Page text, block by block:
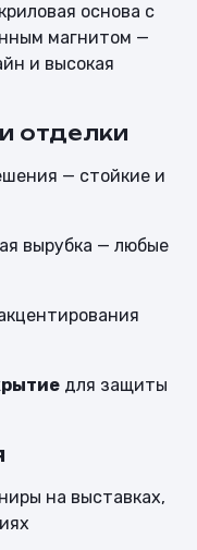
основа с
магнитом —
и высокая
отделки
— стойкие и
вырубка — любые
для защиты
на выставках,